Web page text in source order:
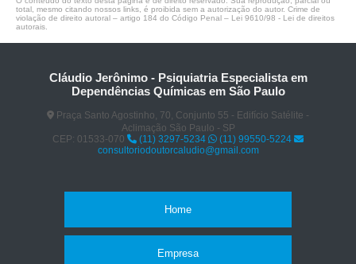
total, mesmo citando nossos links, é proibida sem a autorização do autor. Crime de
violação de direito autoral – artigo 184 do Código Penal – Lei 9610/98 - Lei de direitos
autorais
Cláudio Jerônimo - Psiquiatria Especialista em
Dependências Químicas em São Paulo
Praça Santo Agostinho, 70, Conjunto 55 - Edifício Satélite -
Aclimação São Paulo - SP
CEP: 01533-070
(11) 3297-5234
(11) 99550-5224
consultoriodoutorcaludio@gmail.com
Home
Empresa